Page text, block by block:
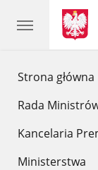
Strona główna
Rada
Kancelaria
Ministerstwa